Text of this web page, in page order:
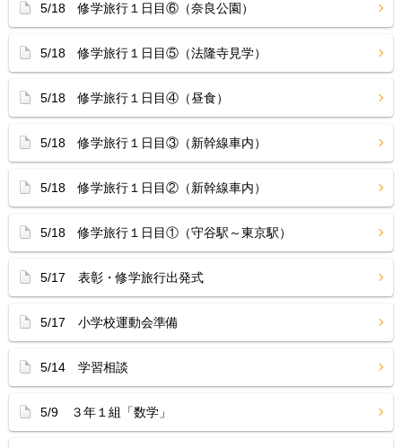
5/18 修学旅行１日目⑥（奈良公園）
5/18 修学旅行１日目⑤（法隆寺見学）
5/18 修学旅行１日目④（昼食）
5/18 修学旅行１日目③（新幹線車内）
5/18 修学旅行１日目②（新幹線車内）
5/18 修学旅行１日目①（守谷駅～東京駅）
5/17 表彰・修学旅行出発式
5/17 小学校運動会準備
5/14 学習相談
5/9 ３年１組「数学」